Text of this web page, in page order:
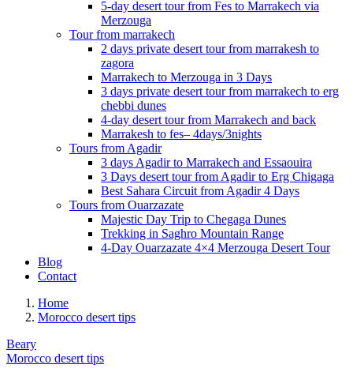
5-day desert tour from Fes to Marrakech via
Merzouga
Tour from marrakech
2 days private desert tour from marrakesh to
zagora
Marrakech to Merzouga in 3 Days
3 days private desert tour from marrakech to erg
chebbi dunes
4-day desert tour from Marrakech and back
Marrakesh to fes– 4days/3nights
Tours from Agadir
3 days Agadir to Marrakech and Essaouira
3 Days desert tour from Agadir to Erg Chigaga
Best Sahara Circuit from Agadir 4 Days
Tours from Ouarzazate
Majestic Day Trip to Chegaga Dunes
Trekking in Saghro Mountain Range
4-Day Ouarzazate 4×4 Merzouga Desert Tour
Blog
Contact
Home
Morocco desert tips
Beary
Morocco desert tips